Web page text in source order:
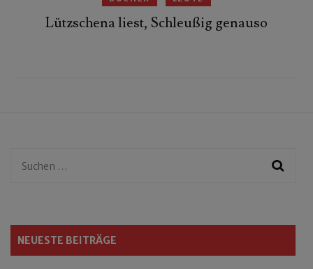
Lützschena liest, Schleußig genauso
Suchen
NEUESTE BEITRÄGE